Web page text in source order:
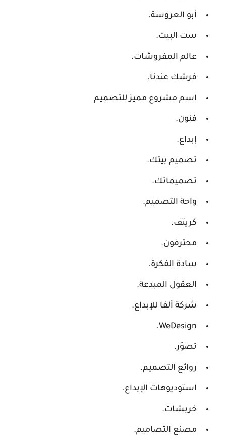
أبو العروسة.
ست البيت.
عالم المفروشات.
فرشك عندنا.
اسم مشروع مميز للتصميم
فنون.
إبداع.
تصميم بيتك.
تصميماتك.
واحة التصميم.
كريتف.
محترفون.
سادة الفكرة.
العقول المبدعة.
شركة ألفا للإبداع.
WeDesign.
تصوّر.
روائع التصميم.
استوديوهات الإبداع.
خربشات.
مصنع التصاميم.